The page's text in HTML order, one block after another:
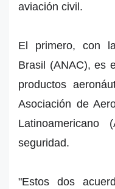
aviación civil.
El primero, con
Brasil (ANAC), es
productos
Asociación de
seguridad.
"Estos dos